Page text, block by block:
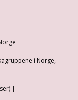
i Norge,
|